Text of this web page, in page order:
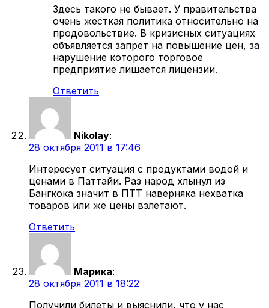
Здесь такого не бывает. У правительства
очень жесткая политика относительно на
продовольствие. В кризисных ситуациях
объявляется запрет на повышение цен, за
нарушение которого торговое
предприятие лишается лицензии.
Ответить
Nikolay:
28 октября 2011 в 17:46
Интересует ситуация с продуктами водой и
ценами в Паттайи. Раз народ хлынул из
Бангкока значит в ПТТ наверняка нехватка
товаров или же цены взлетают.
Ответить
Марика:
28 октября 2011 в 18:22
Получили билеты и выяснили, что у нас